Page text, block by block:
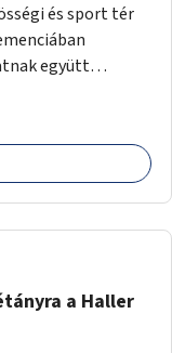
és sport tér
együtt
formájukban,
ösvények, az
a Haller